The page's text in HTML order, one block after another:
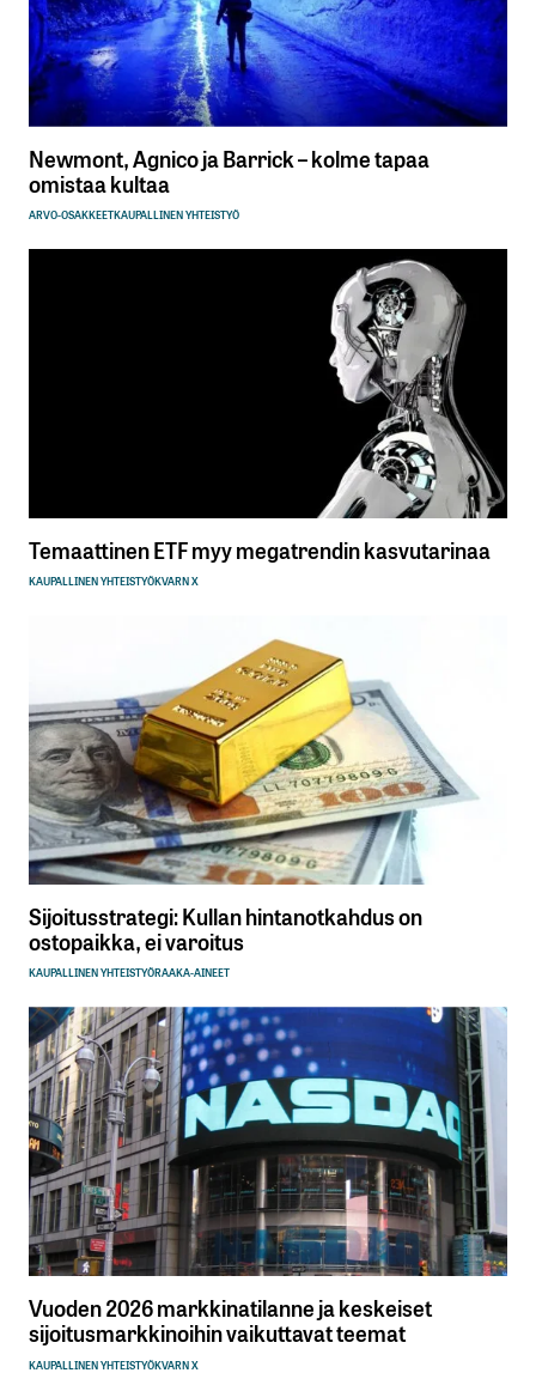
Newmont, Agnico ja Barrick – kolme tapaa
omistaa kultaa
ARVO-OSAKKEETKAUPALLINEN YHTEISTYÖ
Temaattinen ETF myy megatrendin kasvutarinaa
KAUPALLINEN YHTEISTYÖKVARN X
Sijoitusstrategi: Kullan hintanotkahdus on
ostopaikka, ei varoitus
KAUPALLINEN YHTEISTYÖRAAKA-AINEET
Vuoden 2026 markkinatilanne ja keskeiset
sijoitusmarkkinoihin vaikuttavat teemat
KAUPALLINEN YHTEISTYÖKVARN X